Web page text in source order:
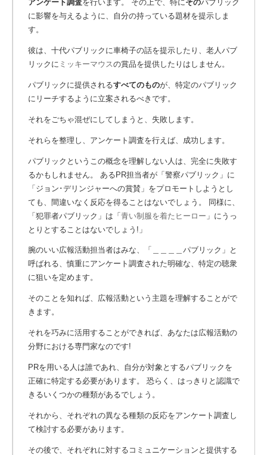
アンケート調査を行います。 その上で、特にそのパブリック
に影響を与えるように、自分の持っている題材を提示しま
す。
彼は、十代パブリックに車椅子の話を提示したり、老人パブ
リックに ミッキーマウスの賞品を提供したりはしません。
パブリックに提供されるすべてのものが、特定のパブリック
にリーチするように立案されるべきです。
それをごちゃ混ぜにしてしまうと、失敗します。
それらを整理し、アンケート調査を行えば、成功します。
パブリックというこの概念を理解しない人は、完全に失敗す
るかもしれません。 あるPR担当者が「警察パブリック」に
「ジョン･デリンジャーへの賞賛」をプロモートしようとし
ても、間違いなく反応を得ることはないでしょう。
同様に、
「犯罪者パブリック」は「青い制服を着たヒーロー 」にうっ
とりとすることはないでしょう!」
腕のいい広報活動担当者はみな、「＿＿＿＿パブリック」と
呼ばれる、慎重にアンケート調査された明確な、特定の聴衆
に狙いを定めます。
そのことを知れば、広報活動という主題を理解することがで
きます。
それを巧みに活用することができれば、あなたは広報活動の
分野における専門家なのです!
PRを用いる人は誰であれ、自分が対象とするパブリックを
正確に特定する必要があります。 恐らく、はっきりと認識で
きるいくつかの種類があるでしょう。
それから、それぞれの異なる種類の反応をアンケート調査し
て検討する必要があります。
その後で、それぞれに対するコミュニケーションと提供する